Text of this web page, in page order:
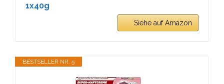
1x40g
Siehe auf Amazon
BESTSELLER NR. 5